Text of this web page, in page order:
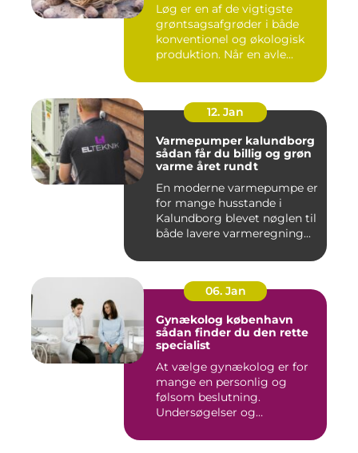
Løg er en af de vigtigste
grøntsagsafgrøder i både
konventionel og økologisk
produktion. Når en avle...
12. Jan
Varmepumper kalundborg
sådan får du billig og grøn
varme året rundt
En moderne varmepumpe er
for mange husstande i
Kalundborg blevet nøglen til
både lavere varmeregning...
06. Jan
Gynækolog københavn
sådan finder du den rette
specialist
At vælge gynækolog er for
mange en personlig og
følsom beslutning.
Undersøgelser og